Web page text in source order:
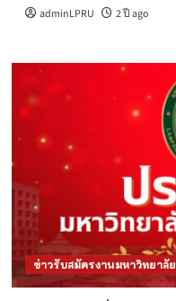
adminLPRU 2 ปี ago
ข่าวรับสมัครงานมหาวิทยาลัย